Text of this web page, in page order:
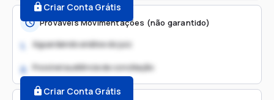
Criar Conta Grátis
Prováveis Movimentações (não garantido)
1. Aguardando análise do juiz
2. Possível audiência de conciliação
Criar Conta Grátis